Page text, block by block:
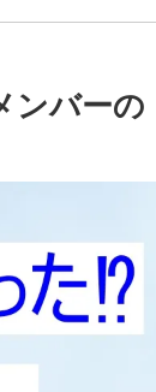
ンバーの